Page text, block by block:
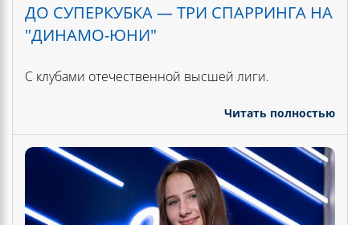
ДО СУПЕРКУБКА — ТРИ СПАРРИНГА НА
"ДИНАМО-ЮНИ"
С клубами отечественной высшей лиги.
Читать полностью